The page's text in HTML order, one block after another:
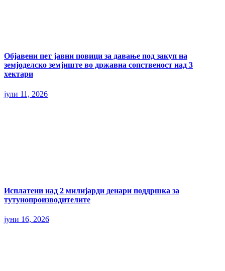
Објавени пет јавни повици за давање под закуп на
земјоделско земјиште во државна сопственост над 3
хектари
јули 11, 2026
Исплатени над 2 милијарди денари поддршка за
тутунопроизводителите
јуни 16, 2026